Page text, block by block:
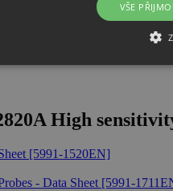
for the ultimate high-
over time in Coulombs.
High
[5991-1520EN]
- Data Sheet [5991-
VŠE